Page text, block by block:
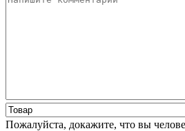
Пожалуйста, докажите, что вы